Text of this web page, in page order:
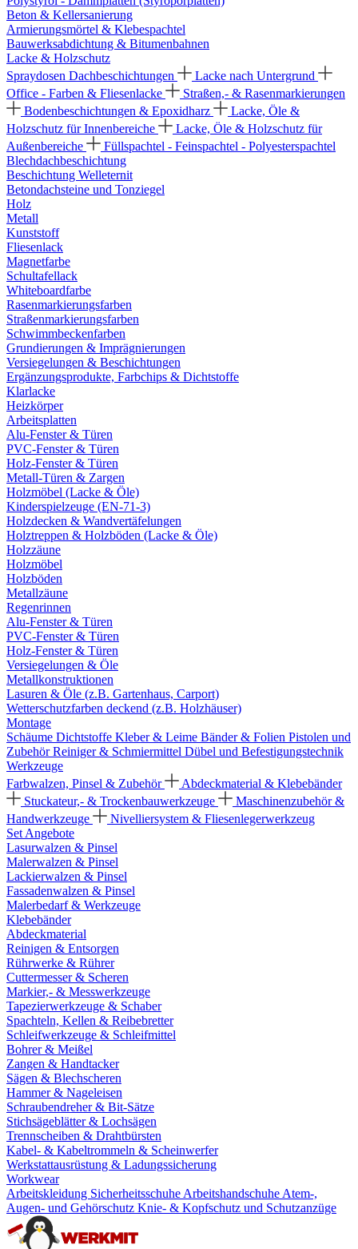
Beton & Kellersanierung
Armierungsmörtel & Klebespachtel
Bauwerksabdichtung & Bitumenbahnen
Lacke & Holzschutz
Spraydosen Dachbeschichtungen
Lacke nach Untergrund
Office - Farben & Fliesenlacke
Straßen,- & Rasenmarkierungen
Bodenbeschichtungen & Epoxidharz
Lacke, Öle &
Holzschutz für Innenbereiche
Lacke, Öle & Holzschutz für
Außenbereiche
Füllspachtel - Feinspachtel - Polyesterspachtel
Blechdachbeschichtung
Beschichtung Welleternit
Betondachsteine und Tonziegel
Holz
Metall
Kunststoff
Fliesenlack
Magnetfarbe
Schultafellack
Whiteboardfarbe
Rasenmarkierungsfarben
Straßenmarkierungsfarben
Schwimmbeckenfarben
Grundierungen & Imprägnierungen
Versiegelungen & Beschichtungen
Ergänzungsprodukte, Farbchips & Dichtstoffe
Klarlacke
Heizkörper
Arbeitsplatten
Alu-Fenster & Türen
PVC-Fenster & Türen
Holz-Fenster & Türen
Metall-Türen & Zargen
Holzmöbel (Lacke & Öle)
Kinderspielzeuge (EN-71-3)
Holzdecken & Wandvertäfelungen
Holztreppen & Holzböden (Lacke & Öle)
Holzzäune
Holzmöbel
Holzböden
Metallzäune
Regenrinnen
Alu-Fenster & Türen
PVC-Fenster & Türen
Holz-Fenster & Türen
Versiegelungen & Öle
Metallkonstruktionen
Lasuren & Öle (z.B. Gartenhaus, Carport)
Wetterschutzfarben deckend (z.B. Holzhäuser)
Montage
Schäume Dichtstoffe Kleber & Leime Bänder & Folien Pistolen und
ZubehörReiniger & Schmiermittel Dübel und Befestigungstechnik
Werkzeuge
Farbwalzen, Pinsel & Zubehör
Abdeckmaterial & Klebebänder
Stuckateur,- & Trockenbauwerkzeuge
Maschinenzubehör &
Handwerkzeuge
Nivelliersystem & Fliesenlegerwerkzeug
Set Angebote
Lasurwalzen & Pinsel
Malerwalzen & Pinsel
Lackierwalzen & Pinsel
Fassadenwalzen & Pinsel
Malerbedarf & Werkzeuge
Klebebänder
Abdeckmaterial
Reinigen & Entsorgen
Rührwerke & Rührer
Cuttermesser & Scheren
Markier,- & Messwerkzeuge
Tapezierwerkzeuge & Schaber
Spachteln, Kellen & Reibebretter
Schleifwerkzeuge & Schleifmittel
Bohrer & Meißel
Zangen & Handtacker
Sägen & Blechscheren
Hammer & Nageleisen
Schraubendreher & Bit-Sätze
Stichsägeblätter & Lochsägen
Trennscheiben & Drahtbürsten
Kabel- & Kabeltrommeln & Scheinwerfer
Werkstattausrüstung & Ladungssicherung
Workwear
Arbeitskleidung Sicherheitsschuhe Arbeitshandschuhe Atem-,
Augen- und Gehörschutz Knie- & Kopfschutz und Schutzanzüge